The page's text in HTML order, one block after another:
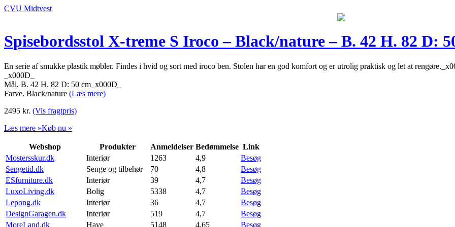
CVU Midtvest
Spisebordsstol X-treme S Iroco – Black/nature – B. 42 H. 82 D:
En serie af smukke plastik møbler. Findes i hvid og sort med iroco ben. Stolen har en god komfort og er utrolig praktisk og let at
_x000D_
Mål. B. 42 H. 82 D: 50 cm_x000D_
Farve. Black/nature (Læs mere)
2495 kr. (Vis fragtpris)
Læs mere »Køb nu »
Webshop Produkter Anmeldelser Bedømmelse Link
Mostersskur.dk
Interiør 1263 4,9
Besøg
Sengetid.dk
Senge og tilbehør 70 4,8
Besøg
ESfurniture.dk
Interiør 39 4,7
Besøg
LuxoLiving.dk
Bolig 5338 4,7
Besøg
Lepong.dk
Interiør 36 4,7
Besøg
DesignGaragen.dk
Interiør 519 4,7
Besøg
MoreLand.dk
Have 5148 4,65
Besøg